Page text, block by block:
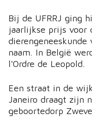
Bij de UFRRJ ging
jaarlijkse prijs voor
dierengeneeskunde
naam. In België
l'Ordre de Leopold.
Een straat in de
Janeiro draagt zijn
geboortedorp